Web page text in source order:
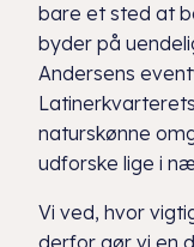
bare et sted at
byder på
Andersens
naturskønne
udforske lige i
Vi ved, hvor
derfor gør vi en